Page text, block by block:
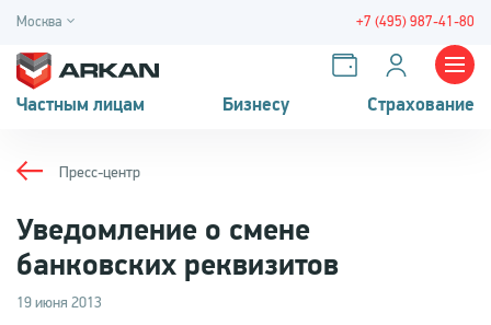
Москва +7 (495) 987-41-80
Частным лицам Бизнесу Страхование
Пресс-центр
Уведомление о смене
банковских реквизитов
19 июня 2013